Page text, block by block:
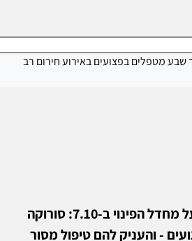
דוח מבקר המדינה על מחדל הפינוי ב-7.10: סורוקה
- והעניק להם טיפול מסור